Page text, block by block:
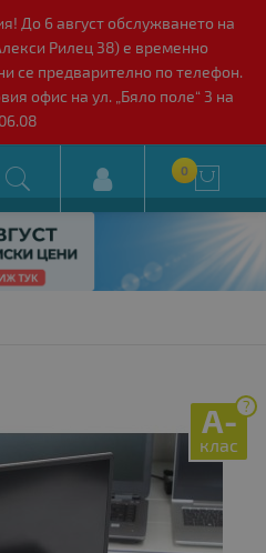
До 6 август обслужването на
Рилец 38) е временно
се предварително по телефон.
офис на ул. „Бяло поле“ 3 на
06.08
 0 
?
A-
клас